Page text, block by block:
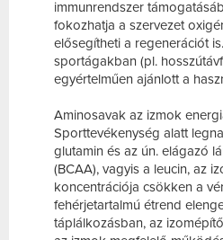
immunrendszer
fokozhatja a szervezet
elősegítheti a regenerációt
sportágakban (pl.
egyértelműen ajánlott a
Aminosavak az izmok
Sporttevékenység alatt
glutamin és az ún. elágazó
(BCAA), vagyis a leucin, az
koncentrációja csökken a
fehérjetartalmú étrend
táplálkozásban, az